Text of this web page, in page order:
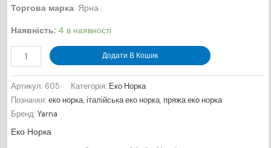
Торгова марка: Ярна ;
Наявність: 4 в наявності
Норка
№
605
марсал
кількість
Додати В Кошик
Артикул: 605 Категорія: Еко Норка
Позначки: еко норка, італійська еко норка, пряжа еко норка
Бренд: Yarna
Еко Норка